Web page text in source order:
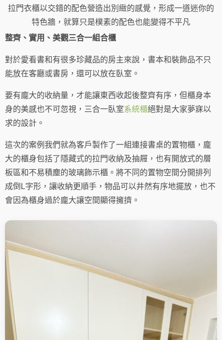
拉門衣櫃以交錯的配色營造出別緻的感覺，形成一道迷你的
特色牆，就算只是樸素的配色也能變得不平凡
整齊、實用、美觀三合一組合櫃
對於愛看書和有很多珍藏品的房主來說，書本和裝飾品不只
能放在客廳或書房，還可以放在臥室。
要有龐大的收納量，才能讓東西收起後整齊有序，但櫃身本
身的美感也不可忽視，三合一臥室系統櫃絕對是大家夢寐以
求的設計。
這次的案例我們就為客戶製作了一組連接書桌的置物櫃，龐
大的櫃身包括了隱藏式的拉門收納及抽屜，也有開放式的層
板區和不易積塵的玻璃飾示櫃。將不同的置物空間分開排列
成倒L字形，讓收納更順手，物品可以井然有序地擺放，也不
會因為櫃身過於龐大讓空間顯得擁擠。